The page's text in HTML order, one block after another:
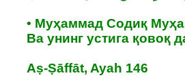
• Муҳаммад Содиқ
Ва унинг устига қовоқ
Aṣ-Ṣāffāt, Ayah 146